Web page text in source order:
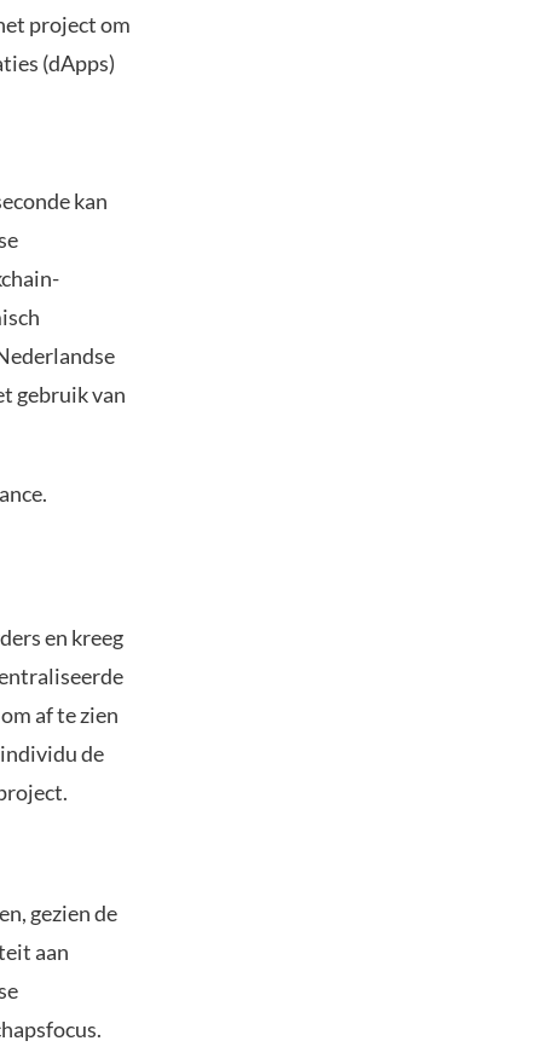
project om
(dApps)
kan
gebruik van
en kreeg
af te zien
de
gezien de
aan